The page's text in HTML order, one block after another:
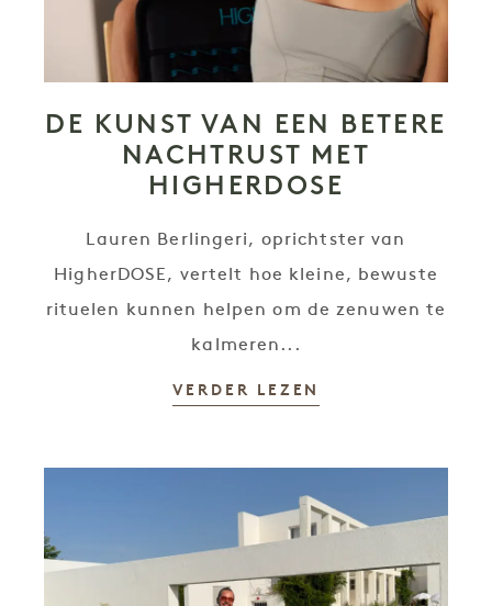
DE KUNST VAN EEN BETERE
NACHTRUST MET
HIGHERDOSE
Lauren Berlingeri, oprichtster van
HigherDOSE, vertelt hoe kleine, bewuste
rituelen kunnen helpen om de zenuwen te
kalmeren...
VERDER LEZEN